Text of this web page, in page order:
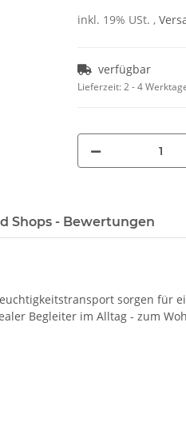
inkl. 19% USt. ,
verfügbar
Lieferzeit:2 - 4
Shops - Bewertungen
sorgen für
Begleiter im Alltag - zum